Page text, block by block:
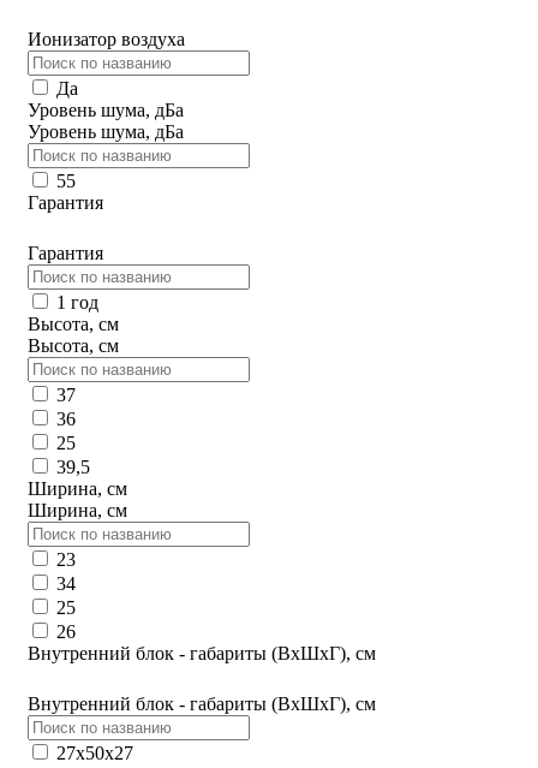
Ионизатор воздуха
Да
Уровень шума, дБа
Уровень шума, дБа
55
Гарантия
Гарантия
1 год
Высота, см
Высота, см
37
36
25
39,5
Ширина, см
Ширина, см
23
34
25
26
Внутренний блок - габариты (ВхШхГ), см
Внутренний блок - габариты (ВхШхГ), см
27х50x27